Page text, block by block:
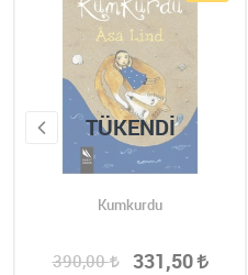
Kumkurdu
390,00 331,50
TÜKENDI